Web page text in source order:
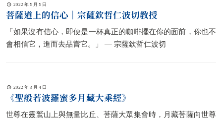
2022 年 5 月 5 日
菩薩道上的信心｜宗薩欽哲仁波切教授
「如果沒有信心，即便是一杯真正的咖啡擺在你的面前，你也不
會相信它，進而去品嘗它。」 — 宗薩欽哲仁波切
2022 年 3 月 4 日
《聖般若波羅蜜多月藏大乘經》
世尊在靈鷲山上與無量比丘、菩薩大眾集會時，月藏菩薩向世尊